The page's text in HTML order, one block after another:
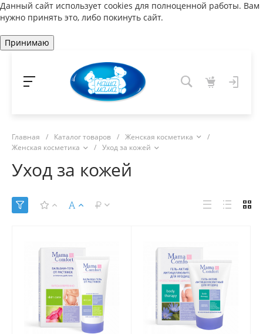
Данный сайт использует cookies для полноценной работы. Вам
нужно принять это, либо покинуть сайт.
Принимаю
Главная / Каталог товаров / Женская косметика
/
Женская косметика
/ Уход за кожей
Уход за кожей